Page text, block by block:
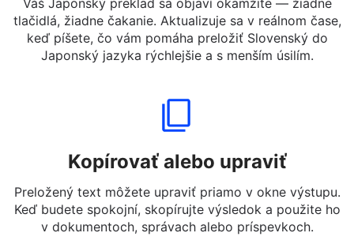
Skontrolovať preklad
Váš Japonský preklad sa objaví okamžite — žiadne
tlačidlá, žiadne čakanie. Aktualizuje sa v reálnom čase,
Japonský jazyka rýchlejšie a s menším úsilím.
Kopírovať alebo upraviť
Preložený text môžete upraviť priamo v okne výstupu.